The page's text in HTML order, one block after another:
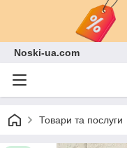
Noski-ua.com
Товари та послуги